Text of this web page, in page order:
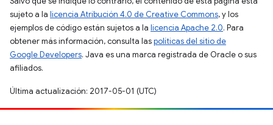
sujeto a la licencia Atribución 4.0 de Creative Commons, y los
ejemplos de código están sujetos a la licencia Apache 2.0. Para
obtener más información, consulta laspolíticas del sitio de
Google Developers. Java es una marca registrada de Oracle o sus
afiliados.
Última actualización: 2017-05-01 (UTC)